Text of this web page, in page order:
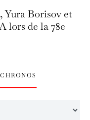
Yura Borisov et
lors de la 78e